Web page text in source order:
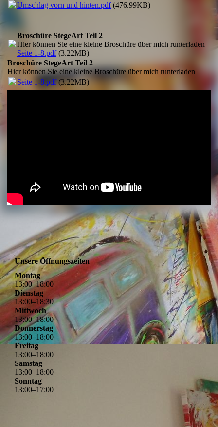
Umschlag vorn und hinten.pdf(476.99KB)
Broschüre StegeArt Teil 2
Hier können Sie eine kleine Broschüre über mich runterladen
Seite 1-8.pdf(3.22MB)
Broschüre StegeArt Teil 2
Hier können Sie eine kleine Broschüre über mich runterladen
Seite 1-8.pdf(3.22MB)
Unsere Öffnungszeiten
Montag
13:00–18:00
Dienstag
13:00–18:30
Mittwoch
13:00–18:00
Donnerstag
13:00–18:00
Freitag
13:00–18:00
Samstag
13:00–18:00
Sonntag
13:00–17:00